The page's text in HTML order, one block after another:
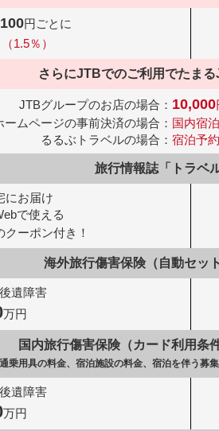
100円ごとに
1.5％）
さらにJTBでのご利用でたまる
JTBグループのお店の場合： 10,000
ームページの事前決済の場合： 国内宿
るるぶトラベルの場合： 宿泊予約
旅行情報誌「トラベ
にお届け
で使える
クーポン付き！
海外旅行傷害保険（自動セット
遺障害
万円
国内旅行傷害保険（カード利用条
乗用具の料金、 宿泊施設の料金、 宿泊を伴う募
遺障害
万円